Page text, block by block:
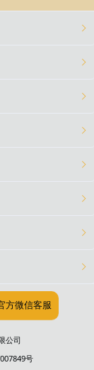
方微信客服
公司
号